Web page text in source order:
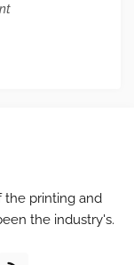
the printing and
the industry's.